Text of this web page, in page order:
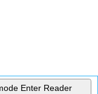
Enter Reader